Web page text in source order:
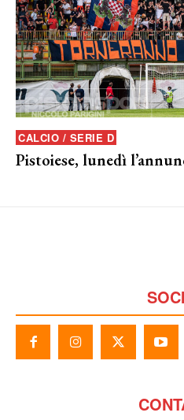
CALCIO / SERIE D
Pistoiese, lunedì